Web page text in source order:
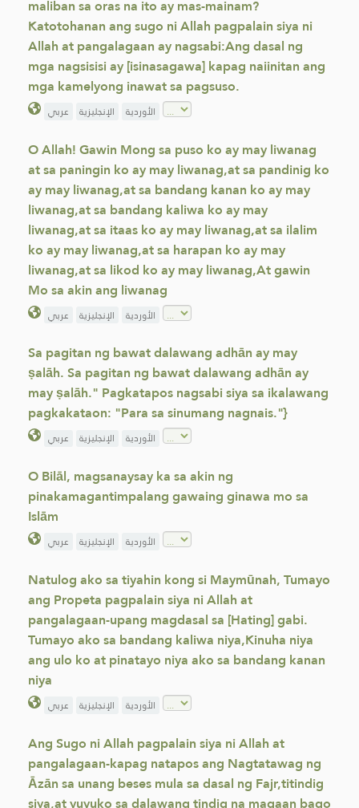
maliban sa oras na ito ay mas-mainam?
Katotohanan ang sugo ni Allah pagpalain siya ni
Allah at pangalagaan ay nagsabi:Ang dasal ng
mga nagsisisi ay [isinasagawa] kapag naiinitan ang
mga kamelyong inawat sa pagsuso.
عربي الإنجليزية الأوردية
O Allah! Gawin Mong sa puso ko ay may liwanag
at sa paningin ko ay may liwanag,at sa pandinig ko
ay may liwanag,at sa bandang kanan ko ay may
liwanag,at sa bandang kaliwa ko ay may
liwanag,at sa itaas ko ay may liwanag,at sa ilalim
ko ay may liwanag,at sa harapan ko ay may
liwanag,at sa likod ko ay may liwanag,At gawin
Mo sa akin ang liwanag
عربي الإنجليزية الأوردية
Sa pagitan ng bawat dalawang adhān ay may
ṣalāh. Sa pagitan ng bawat dalawang adhān ay
may ṣalāh." Pagkatapos nagsabi siya sa ikalawang
pagkakataon: "Para sa sinumang nagnais."}
عربي الإنجليزية الأوردية
O Bilāl, magsanaysay ka sa akin ng
pinakamagantimpalang gawaing ginawa mo sa
Islām
عربي الإنجليزية الأوردية
Natulog ako sa tiyahin kong si Maymūnah, Tumayo
ang Propeta pagpalain siya ni Allah at
pangalagaan-upang magdasal sa [Hating] gabi.
Tumayo ako sa bandang kaliwa niya,Kinuha niya
ang ulo ko at pinatayo niya ako sa bandang kanan
niya
عربي الإنجليزية الأوردية
Ang Sugo ni Allah pagpalain siya ni Allah at
pangalagaan-kapag natapos ang Nagtatawag ng
Āzān sa unang beses mula sa dasal ng Fajr,titindig